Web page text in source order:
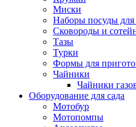
Миски
Наборы посуды для
Сковороды и
Тазы
Турки
Формы для
Чайники
Чайники
Оборудование для сада
Мотобур
Мотопомпы